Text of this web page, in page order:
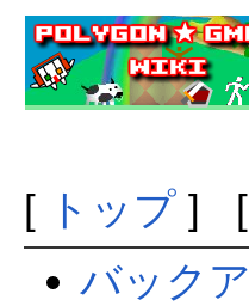
[ トップ] [
バック